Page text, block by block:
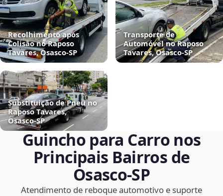
Recolhimento após
Colisão no Raposo
Tavares, Osasco‑SP
Transporte de
Automóvel no Raposo
Tavares, Osasco‑SP
Substituição de Pneu no
Raposo Tavares,
Osasco‑SP
Guincho para Carro nos
Principais Bairros de
Osasco‑SP
Atendimento de reboque automotivo e suporte